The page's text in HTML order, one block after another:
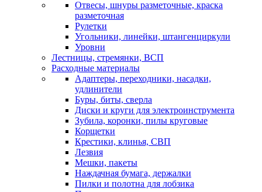
Отвесы, шнуры разметочные, краска
разметочная
Рулетки
Угольники, линейки, штангенциркули
Уровни
Лестницы, стремянки, ВСП
Расходные материалы
Адаптеры, переходники, насадки,
удлинители
Буры, биты, сверла
Диски и круги для электроинструмента
Зубила, коронки, пилы круговые
Корщетки
Крестики, клинья, СВП
Лезвия
Мешки, пакеты
Наждачная бумага, держалки
Пилки и полотна для лобзика